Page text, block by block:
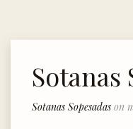
Sotanas
Sotanas Sopesadas on